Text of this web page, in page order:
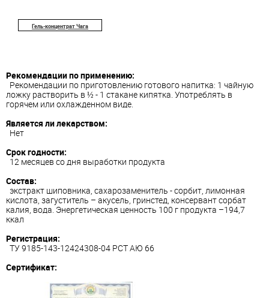
Гель-концентрат Чага
Рекомендации по применению:
Рекомендации по приготовлению готового напитка: 1 чайную
ложку растворить в ½ - 1 стакане кипятка. Употреблять в
горячем или охлажденном виде.
Является ли лекарством:
Нет
Срок годности:
12 месяцев со дня выработки продукта
Состав:
экстракт шиповника, сахарозаменитель - сорбит, лимонная
кислота, загуститель – акусель, гринстед, консервант сорбат
калия, вода. Энергетическая ценность 100 г продукта –194,7
ккал
Регистрация:
ТУ 9185-143-12424308-04 РСТ АЮ 66
Сертификат: